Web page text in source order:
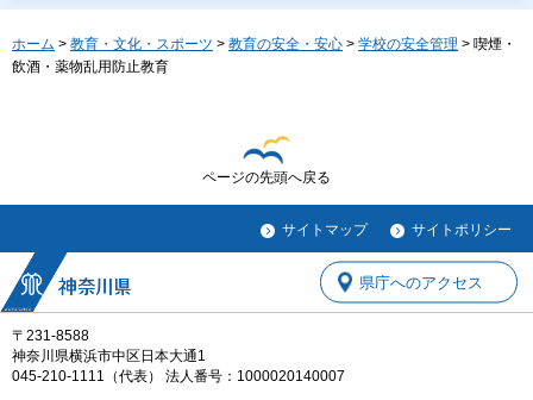
ホーム > 教育・文化・スポーツ > 教育の安全・安心 > 学校の安全管理 > 喫煙・
飲酒・薬物乱用防止教育
ページの先頭へ戻る
サイトマップ サイトポリシー
〒231-8588
神奈川県横浜市中区日本大通1
045-210-1111（代表） 法人番号：1000020140007
県庁へのアクセス